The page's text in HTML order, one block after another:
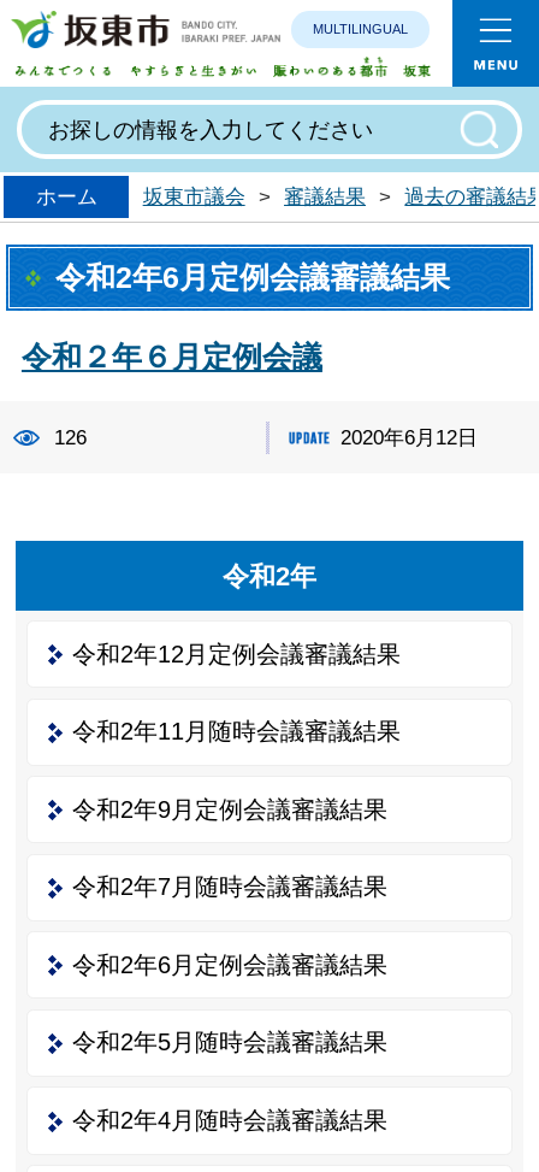
みんなで
MULTILINGUAL
ホーム 坂東市議会 > 審議結果 > 過去の審議結
令和2年6月定例会議審議結果
令和２年６月定例会議
126 2020年6月12日
令和2年
令和2年12月定例会議審議結果
令和2年11月随時会議審議結果
令和2年9月定例会議審議結果
令和2年7月随時会議審議結果
令和2年6月定例会議審議結果
令和2年5月随時会議審議結果
令和2年4月随時会議審議結果